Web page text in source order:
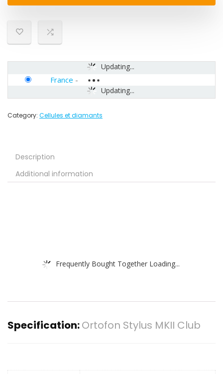
Updating...
Updating...
France -
Category: Cellules et diamants
Description
Additional information
Frequently Bought Together Loading...
Specification:Ortofon Stylus MKII Club